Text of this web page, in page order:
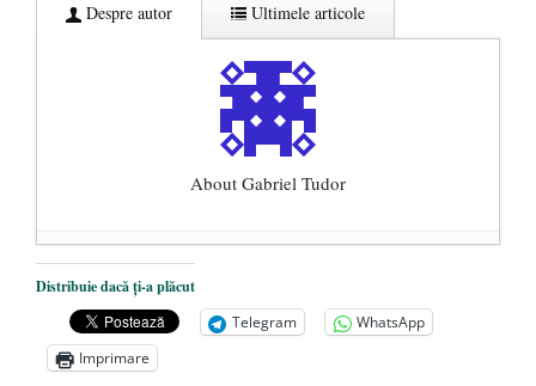
Despre autor Ultimele articole
About Gabriel Tudor
România, un ponton care se scufundă sub
ochii noștri
- 15 octombrie 2021
Un fost halterofil s-a declarat femeie și a
fost acceptat să participe la Olimpiada de
Distribuie dacă ți-a plăcut
Telegram
WhatsApp
Imprimare